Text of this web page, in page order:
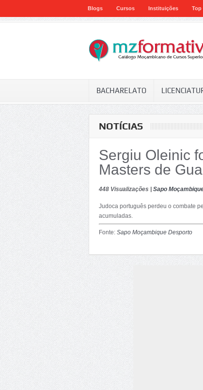
Blogs Cursos Instituições Top
BACHARELATO
NOTÍCIAS
Sergiu Oleinic
Masters de
448 Visualizações | Sapo
Judoca português perdeu o combate
acumuladas.
Fonte: Sapo Moçambique Desporto